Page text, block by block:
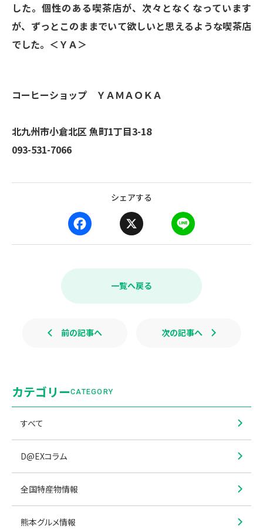
した。個性のある喫茶店が、次々となくなっています
が、ずっとこのままでいて欲しいと思えるような喫茶店
でした。＜ＹＡ＞
コーヒーショップ ＹＡＭＡＯＫＡ
北九州市小倉北区 魚町1丁目3-18
093-531-7066
シェアする
a
e
k
i
e
一覧へ戻る
前の記事へ 次の記事へ
カテゴリーCATEGORY
すべて
D@EXコラム
全国特産物情報
熊本グルメ情報